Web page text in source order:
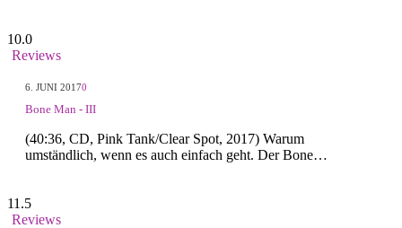
10.0
Reviews
6. JUNI 20170
Bone Man - III
(40:36, CD, Pink Tank/Clear Spot, 2017) Warum
umständlich, wenn es auch einfach geht. Der Bone…
11.5
Reviews